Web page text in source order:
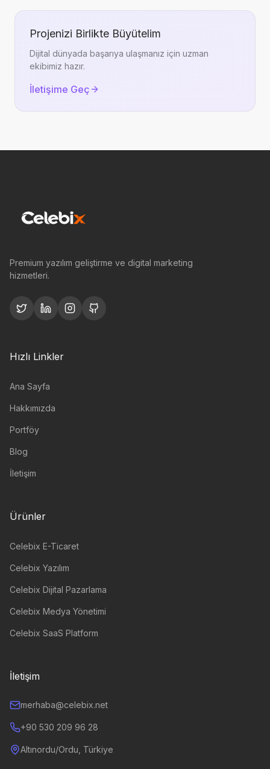
Projenizi Birlikte Büyütelim
Dijital dünyada başarıya ulaşmanız için uzman
ekibimiz hazır.
İletişime Geç
Premium yazılım geliştirme ve digital marketing
hizmetleri.
Hızlı Linkler
Ana Sayfa
Hakkımızda
Portföy
Blog
İletişim
Ürünler
Celebix E-Ticaret
Celebix Yazılım
Celebix Dijital Pazarlama
Celebix Medya Yönetimi
Celebix SaaS Platform
İletişim
merhaba@celebix.net
+90 530 209 96 28
Altınordu/Ordu, Türkiye